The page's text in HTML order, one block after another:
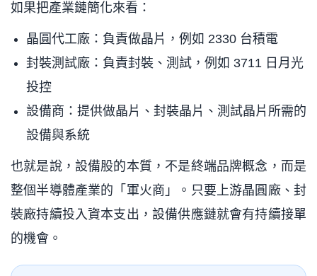
如果把產業鏈簡化來看：
晶圓代工廠：負責做晶片，例如 2330 台積電
封裝測試廠：負責封裝、測試，例如 3711 日月光
投控
設備商：提供做晶片、封裝晶片、測試晶片所需的
設備與系統
也就是說，設備股的本質，不是終端品牌概念，而是
整個半導體產業的「軍火商」。只要上游晶圓廠、封
裝廠持續投入資本支出，設備供應鏈就會有持續接單
的機會。